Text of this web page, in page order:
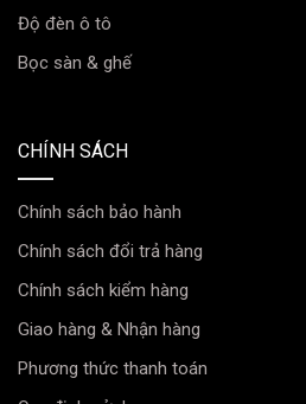
Độ đèn ô tô
Bọc sàn & ghế
CHÍNH SÁCH
Chính sách bảo hành
Chính sách đổi trả hàng
Chính sách kiểm hàng
Giao hàng & Nhận hàng
Phương thức thanh toán